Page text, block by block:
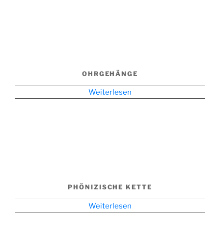
OHRGEHÄNGE
Weiterlesen
PHÖNIZISCHE KETTE
Weiterlesen